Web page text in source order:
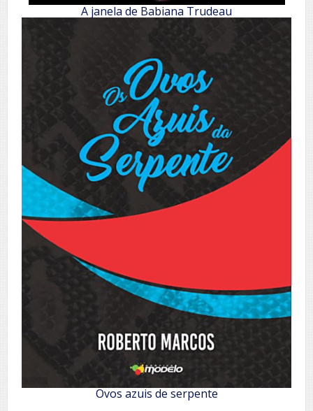
A janela de Babiana Trudeau
Ovos azuis de serpente